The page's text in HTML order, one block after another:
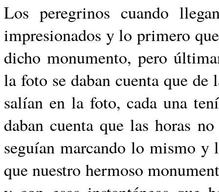
Los peregrinos cuando
impresionados y lo primero
dicho monumento, pero
la foto se daban cuenta que de
salían en la foto, cada una
daban cuenta que las horas
seguían marcando lo mismo y
que nuestro hermoso